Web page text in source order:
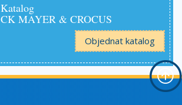
Katalog
CK MAYER & CROCUS
Objednat katalog